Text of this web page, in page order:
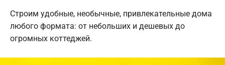
Строим удобные, необычные, привлекательные дома
любого формата: от небольших и дешевых до
огромных коттеджей.